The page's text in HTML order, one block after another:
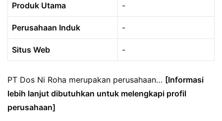
Produk Utama -
Perusahaan Induk -
Situs Web -
PT Dos Ni Roha merupakan perusahaan… [Informasi
lebih lanjut dibutuhkan untuk melengkapi profil
perusahaan]